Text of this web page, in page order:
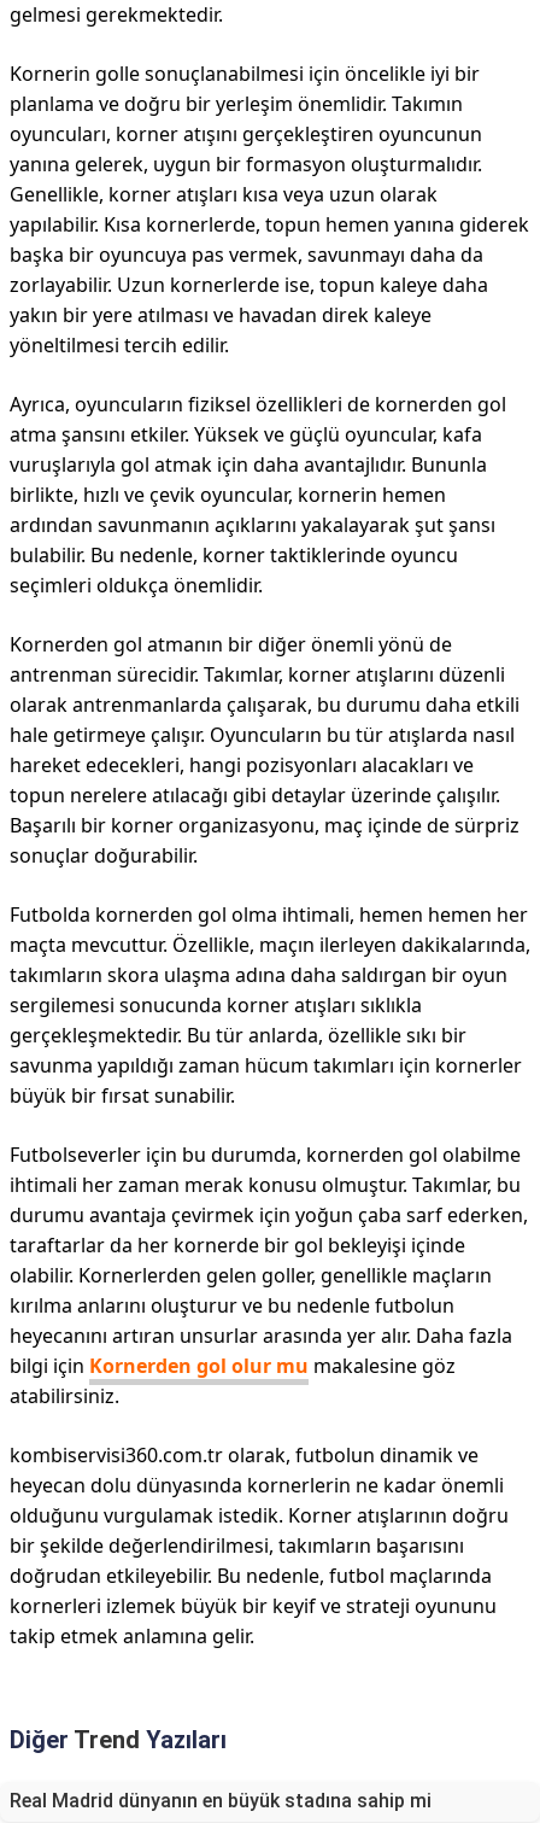
gelmesi gerekmektedir.
Kornerin golle sonuçlanabilmesi için öncelikle iyi bir
planlama ve doğru bir yerleşim önemlidir. Takımın
oyuncuları, korner atışını gerçekleştiren oyuncunun
yanına gelerek, uygun bir formasyon oluşturmalıdır.
Genellikle, korner atışları kısa veya uzun olarak
yapılabilir. Kısa kornerlerde, topun hemen yanına giderek
başka bir oyuncuya pas vermek, savunmayı daha da
zorlayabilir. Uzun kornerlerde ise, topun kaleye daha
yakın bir yere atılması ve havadan direk kaleye
yöneltilmesi tercih edilir.
Ayrıca, oyuncuların fiziksel özellikleri de kornerden gol
atma şansını etkiler. Yüksek ve güçlü oyuncular, kafa
vuruşlarıyla gol atmak için daha avantajlıdır. Bununla
birlikte, hızlı ve çevik oyuncular, kornerin hemen
ardından savunmanın açıklarını yakalayarak şut şansı
bulabilir. Bu nedenle, korner taktiklerinde oyuncu
seçimleri oldukça önemlidir.
Kornerden gol atmanın bir diğer önemli yönü de
antrenman sürecidir. Takımlar, korner atışlarını düzenli
olarak antrenmanlarda çalışarak, bu durumu daha etkili
hale getirmeye çalışır. Oyuncuların bu tür atışlarda nasıl
hareket edecekleri, hangi pozisyonları alacakları ve
topun nerelere atılacağı gibi detaylar üzerinde çalışılır.
Başarılı bir korner organizasyonu, maç içinde de sürpriz
sonuçlar doğurabilir.
Futbolda kornerden gol olma ihtimali, hemen hemen her
maçta mevcuttur. Özellikle, maçın ilerleyen dakikalarında,
takımların skora ulaşma adına daha saldırgan bir oyun
sergilemesi sonucunda korner atışları sıklıkla
gerçekleşmektedir. Bu tür anlarda, özellikle sıkı bir
savunma yapıldığı zaman hücum takımları için kornerler
büyük bir fırsat sunabilir.
Futbolseverler için bu durumda, kornerden gol olabilme
ihtimali her zaman merak konusu olmuştur. Takımlar, bu
durumu avantaja çevirmek için yoğun çaba sarf ederken,
taraftarlar da her kornerde bir gol bekleyişi içinde
olabilir. Kornerlerden gelen goller, genellikle maçların
kırılma anlarını oluşturur ve bu nedenle futbolun
heyecanını artıran unsurlar arasında yer alır. Daha fazla
bilgi için Kornerden gol olur mu makalesine göz
atabilirsiniz.
kombiservisi360.com.tr olarak, futbolun dinamik ve
heyecan dolu dünyasında kornerlerin ne kadar önemli
olduğunu vurgulamak istedik. Korner atışlarının doğru
bir şekilde değerlendirilmesi, takımların başarısını
doğrudan etkileyebilir. Bu nedenle, futbol maçlarında
kornerleri izlemek büyük bir keyif ve strateji oyununu
takip etmek anlamına gelir.
Diğer Trend Yazıları
Real Madrid dünyanın en büyük stadına sahip mi